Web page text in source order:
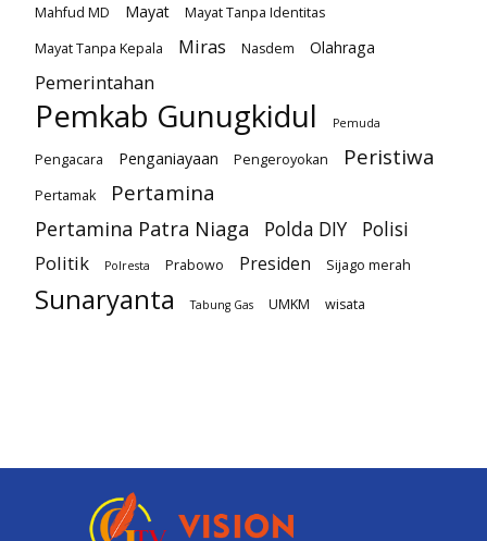
Mahfud MD
Mayat
Mayat Tanpa Identitas
Mayat Tanpa Kepala
Miras Nasdem Olahraga
Pemerintahan
Pemkab Gunugkidul Pemuda
Pengacara Penganiayaan Pengeroyokan Peristiwa
Pertamak Pertamina
Pertamina Patra Niaga Polda DIY
Polisi
Politik
Polresta Prabowo Presiden Sijago merah
Sunaryanta Tabung Gas UMKM wisata